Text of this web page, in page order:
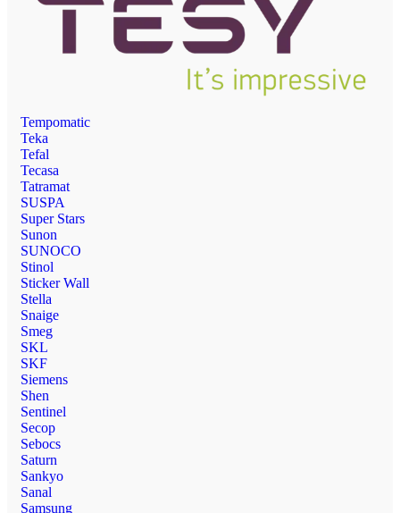
Tempomatic
Teka
Tefal
Tecasa
Tatramat
SUSPA
Super Stars
Sunon
SUNOCO
Stinol
Sticker Wall
Stella
Snaige
Smeg
SKL
SKF
Siemens
Shen
Sentinel
Secop
Sebocs
Saturn
Sankyo
Sanal
Samsung